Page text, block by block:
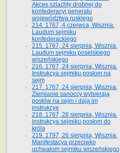
Akces szlachty drobnej do
konfederacyi generału
województwa ruskiego
214. 1767, 4 czerwca, Wisznia.
Laudum sejmiku
konfederackiego
215. 1767, 24 sierpnia, Wisznia.
Laudum sejmiku poselskiego
wiszeńskiego
216. 1767, 24 sierpnia, Wisznia.
Instrukcya sejmiku posłom na
sejm
217. 1767, 24 sierpnia, Wisznia.
Ziemianie sanoccy wybierają
posłów na sejm i dają im
instrukcyę
218. 1767, 26 sierpnia, Wisznia.
Instrukcya sejmiku posłom do
króla
219. 1797, 26 sierpnia, Wisznia.
Manifestacya przeciwko
uchwałom sejmiku wiszeńskiego